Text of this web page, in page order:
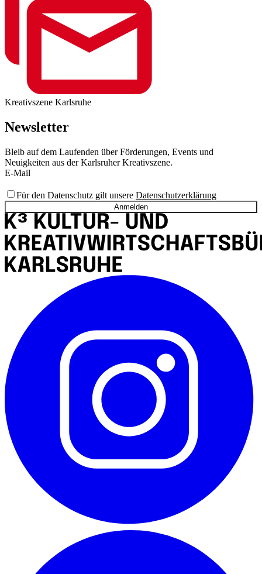
Kreativszene Karlsruhe
Newsletter
Bleib auf dem Laufenden über Förderungen, Events und
Neuigkeiten aus der Karlsruher Kreativszene.
E-Mail
Für den Datenschutz gilt unsere Datenschutzerklärung
Anmelden